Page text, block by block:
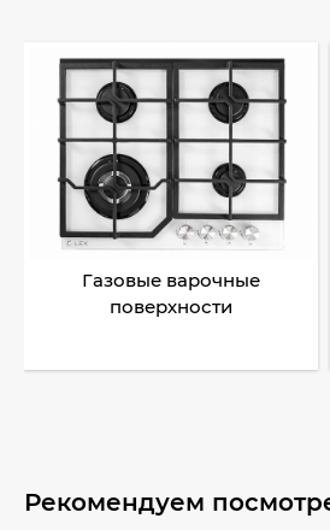
Газовые варочные
поверхности
Рекомендуем